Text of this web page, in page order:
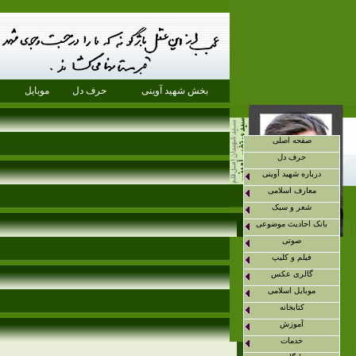
بخش شهید آوینی حرف دل موبایل
صفحه اصلی
حرف دل
درباره شهید آوینی
معارف اسلامی
شعر و سبک
بانک احادیث موضوعی
صوتی
فیلم و کلیپ
گالری عکس
موبایل اسلامی
کتابخانه
آموزش
خدمات